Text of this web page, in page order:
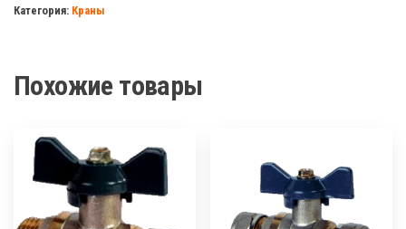
п
ц
Категория: Краны
Похожие товары